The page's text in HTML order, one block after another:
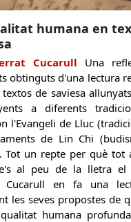
humana en
Cucarull Una
obtinguts d'una lectura
de saviesa
a diferents
l'Evangeli de Lluc
de Lin Chi
Tot un repte per què tot
al peu de la lletra el
Cucarull en fa una
les seves propostes de
humana